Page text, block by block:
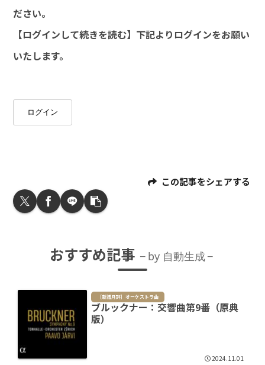
ださい。
【ログインして続きを読む】下記よりログインをお願い
いたします。
ログイン
この記事をシェアする
おすすめ記事 by 自動生成
［新譜月評］オーケストラ曲
ブルックナー：交響曲第9番（原典
版）
2024.11.01